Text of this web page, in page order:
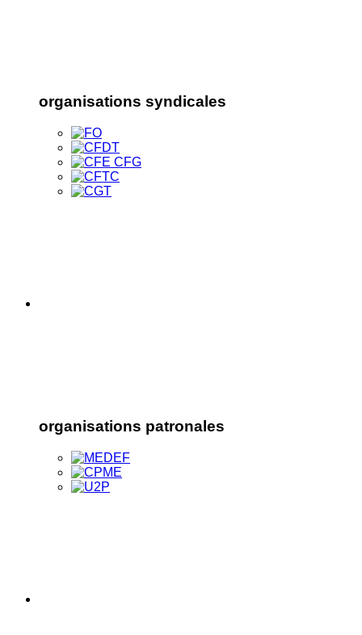
organisations syndicales
organisations patronales